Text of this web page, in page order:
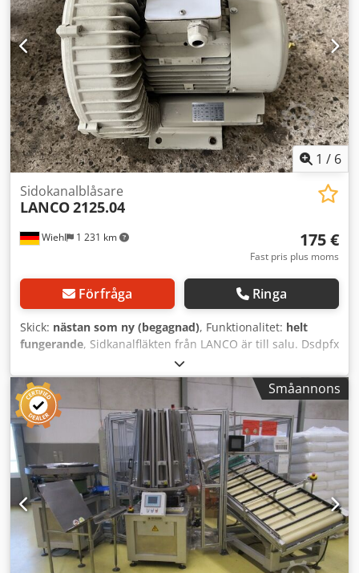
markeringspenna. Grundläggande specifikationer: -
Bordbredd: 3200 mm Dedpfx Aoxcvt Ajcfjkr - Märkeffekt: 8
kW - Matningsspänning: 400 V - Maximal rullbredd: 800
mm - Upprullare för material med automatisk
riktkorrigering - Tillverkarens programvara för
mönsterkonstruktion - Sugfläkt för att hålla materialet på
arbetsbordet Maskinen är fullt fungerande och tillverkaren
erbjuder fortfarande service- och support. Maskinen är
fortfarande ansluten till ström och i drift.
1 / 6
Wiehl 1 231 km
Sidokanalblåsare
LANCO2125.04
175 €
Fast pris plus moms
Förfråga Ringa
Skick: nästan som ny (begagnad), Funktionalitet: helt
fungerande, Sidkanalfläkten från LANCO är till salu. Dsdpfx
Asv T Uzkjcfekr Bultmönster för fästplatta: 260 mm x 115
mm 220 mbar 210 m3/h Varvtal: 2850 RPM 1,5 kW
Småannons